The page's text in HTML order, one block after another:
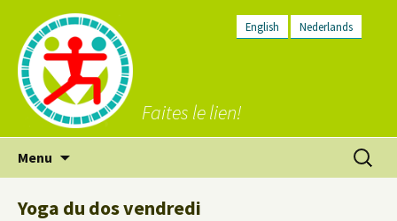
English Nederlands
Faites le lien!
Menu
Yoga du dos vendredi